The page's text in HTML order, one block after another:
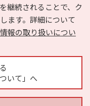
継続されることで、ク
ます。詳細について
報の取り扱いについ
いて」へ
入り
ヘルプ
運営会社
問い合わせ